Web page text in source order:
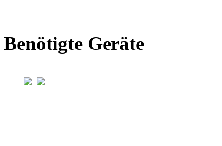
Benötigte Geräte